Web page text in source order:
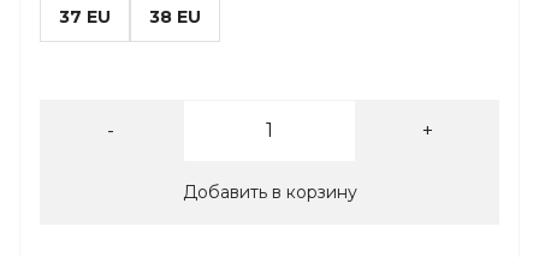
37 EU 38 EU
- +
Добавить в корзину